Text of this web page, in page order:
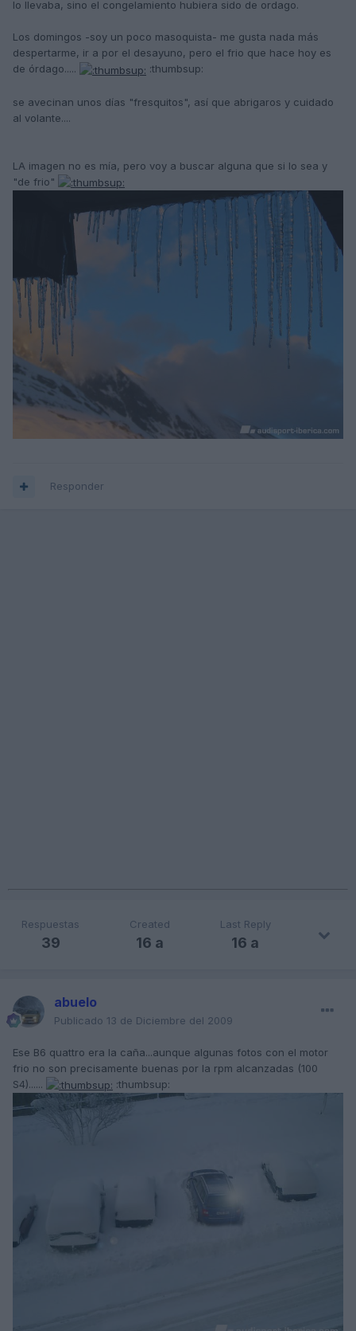
lo llevaba, sino el congelamiento hubiera sido de ordago.
Los domingos -soy un poco masoquista- me gusta nada más
despertarme, ir a por el desayuno, pero el frio que hace hoy es
de órdago.....
:thumbsup:
se avecinan unos días "fresquitos", así que abrigaros y cuidado
al volante....
LA imagen no es mía, pero voy a buscar alguna que si lo sea y
"de frio"
Responder
Respuestas
39
Created
16 a
Last Reply
16 a
abuelo
Publicado 13 de Diciembre del 2009
Ese B6 quattro era la caña...aunque algunas fotos con el motor
frio no son precisamente buenas por la rpm alcanzadas (100
S4)......
:thumbsup: